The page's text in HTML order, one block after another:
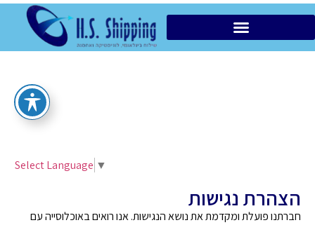
Select Language ▼
הצהרת נגישות
חברתנו פועלת ומקדמת את נושא הנגישות. אנו רואים באוכלוסייה עם